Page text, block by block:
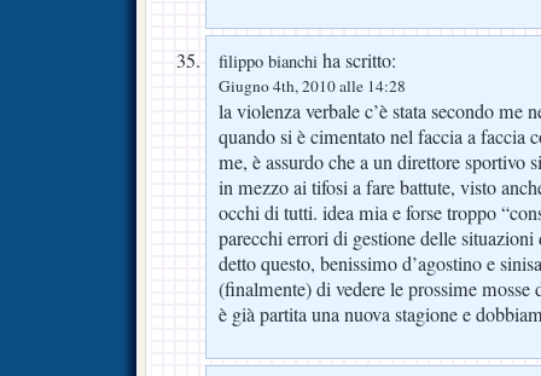
filippo bianchi ha scritto:
Giugno 4th, 2010 alle 14:28
la violenza verbale c’è stata secondo me
quando si è cimentato nel faccia a faccia
me, è assurdo che a un direttore sportivo
in mezzo ai tifosi a fare battute, visto
occhi di tutti. idea mia e forse troppo
parecchi errori di gestione delle situazioni
detto questo, benissimo d’agostino e
(finalmente) di vedere le prossime
è già partita una nuova stagione e